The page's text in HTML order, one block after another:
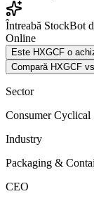
Întreabă StockBot
Online
Este HXGCF o
Compară HXGCF
Sector
Consumer Cyclical
Industry
Packaging &
CEO